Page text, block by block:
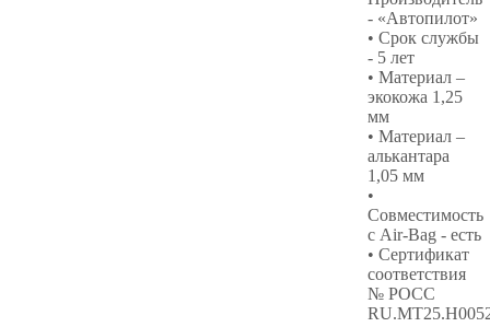
- «Автопилот»
• Срок службы
- 5 лет
• Материал –
экокожа 1,25
мм
• Материал –
алькантара
1,05 мм
•
Совместимость
с Air-Bag - есть
• Сертификат
соответствия
№ РОСС